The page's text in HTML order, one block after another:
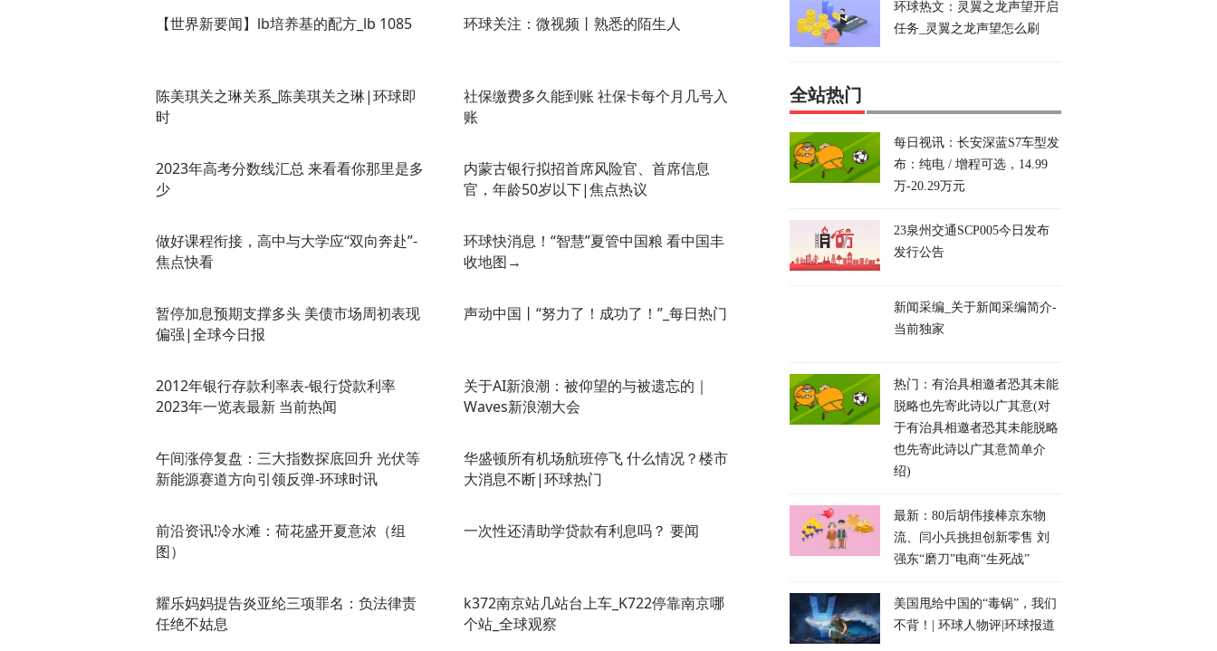
【世界新要闻】lb培养基的配方_lb 1085 环球关注：微视频丨熟悉的陌生人
陈美琪关之琳关系_陈美琪关之琳|环球即
时
社保缴费多久能到账 社保卡每个月几号入
账
2023年高考分数线汇总 来看看你那里是多
少
内蒙古银行拟招首席风险官、首席信息
官，年龄50岁以下|焦点热议
做好课程衔接，高中与大学应“双向奔赴”-
焦点快看
环球快消息！“智慧”夏管中国粮 看中国丰
收地图→
暂停加息预期支撑多头 美债市场周初表现
偏强|全球今日报
声动中国丨“努力了！成功了！”_每日热门
2012年银行存款利率表-银行贷款利率
2023年一览表最新 当前热闻
关于AI新浪潮：被仰望的与被遗忘的｜
Waves新浪潮大会
午间涨停复盘：三大指数探底回升 光伏等
新能源赛道方向引领反弹-环球时讯
华盛顿所有机场航班停飞 什么情况？楼市
大消息不断|环球热门
前沿资讯!冷水滩：荷花盛开夏意浓（组
图）
一次性还清助学贷款有利息吗？ 要闻
耀乐妈妈提告炎亚纶三项罪名：负法律责
任绝不姑息
k372南京站几站台上车_K722停靠南京哪
个站_全球观察
环球热文：灵翼之龙声望开启
任务_灵翼之龙声望怎么刷
全站热门
每日视讯：长安深蓝S7车型发
布：纯电 / 增程可选，14.99
万-20.29万元
23泉州交通SCP005今日发布
发行公告
新闻采编_关于新闻采编简介-
当前独家
热门：有治具相邀者恐其未能
脱略也先寄此诗以广其意(对
于有治具相邀者恐其未能脱略
也先寄此诗以广其意简单介
绍)
最新：80后胡伟接棒京东物
流、闫小兵挑担创新零售 刘
强东“磨刀”电商“生死战”
美国甩给中国的“毒锅”，我们
不背！| 环球人物评|环球报道